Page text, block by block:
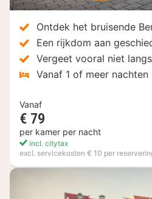
Ontdek het bruisende
Een rijkdom aan
Vergeet vooral niet
Vanaf 1 of meer nachten
Vanaf
€ 79
per kamer per nacht
incl. citytax
excl. servicekosten € 10 per